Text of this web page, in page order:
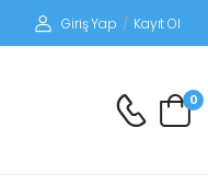
alıcı ödemeli gönderilir.
Giriş Yap / Kayıt Ol
0